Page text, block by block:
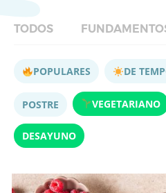
TODOS
POPULARES DE
POSTRE VEGETARIANO
DESAYUNO